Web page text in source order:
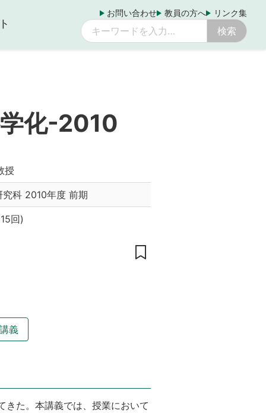
お問い合わせ 教員の方へ リンク集
化-2010
授
究科 2010年度 前期
回)
義
た。本講義では、授業において